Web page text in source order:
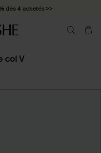
dès 4 achetés >>
col V